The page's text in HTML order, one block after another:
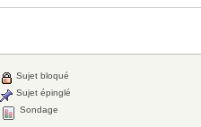
Sujet bloqué
Sujet épinglé
Sondage